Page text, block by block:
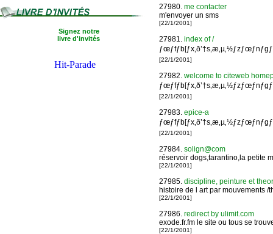
Signez notre
livre d'invités
27980. me contacter
m'envoyer un sms
[22/1/2001]
27981. index of /
[22/1/2001]
27982. welcome to citeweb
[22/1/2001]
27983. epice-a
[22/1/2001]
27984. solign@com
réservoir dogs,tarantino,la petite
[22/1/2001]
27985. discipline, peinture et
histoire de l art par mouvements
[22/1/2001]
27986. redirect by ulimit.com
exode.fr.fm le site ou tous se
[22/1/2001]